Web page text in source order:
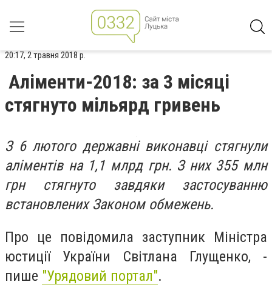
20:17, 2 травня 2018 р.
Аліменти-2018: за 3 місяці
стягнуто мільярд гривень
З 6 лютого державні виконавці стягнули
аліментів на 1,1 млрд грн. З них 355 млн
грн стягнуто завдяки застосуванню
встановлених Законом обмежень.
Про це повідомила заступник Міністра
юстиції України Світлана Глущенко, -
пише "Урядовий портал".